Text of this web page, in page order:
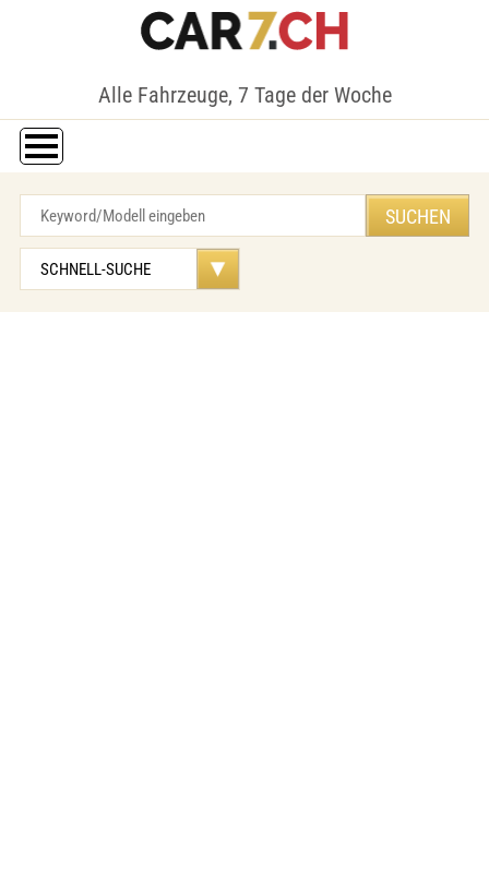
Alle Fahrzeuge, 7 Tage der Woche